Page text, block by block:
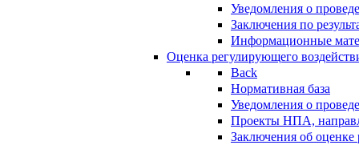
Уведомления о
Заключения по
Информационные
Оценка регулирующего
Back
Нормативная база
Уведомления о
Проекты НПА,
Заключения об